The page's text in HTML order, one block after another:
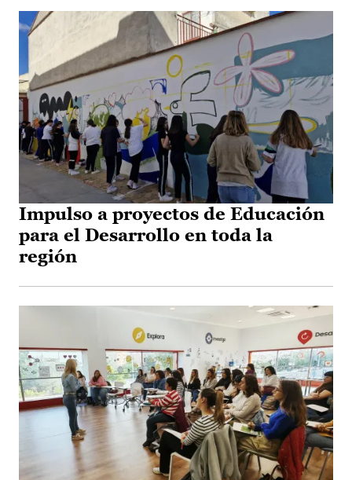
Impulso a proyectos de Educación
para el Desarrollo en toda la
región